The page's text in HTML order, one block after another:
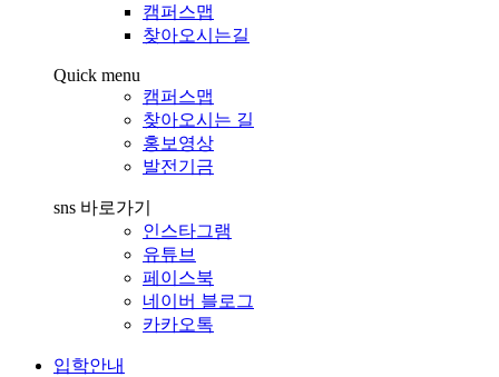
캠퍼스맵
찾아오시는길
Quick menu
캠퍼스맵
찾아오시는 길
홍보영상
발전기금
sns 바로가기
인스타그램
유튜브
페이스북
네이버 블로그
카카오톡
입학안내